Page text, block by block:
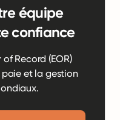
équipe
confiance
Record (EOR)
et la gestion